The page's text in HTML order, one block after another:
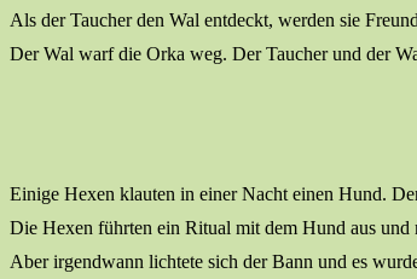
Als der Taucher den Wal entdeckt, werden sie
Der Wal warf die Orka weg. Der Taucher und der
Einige Hexen klauten in einer Nacht einen Hund.
Die Hexen führten ein Ritual mit dem Hund aus
Aber irgendwann lichtete sich der Bann und es